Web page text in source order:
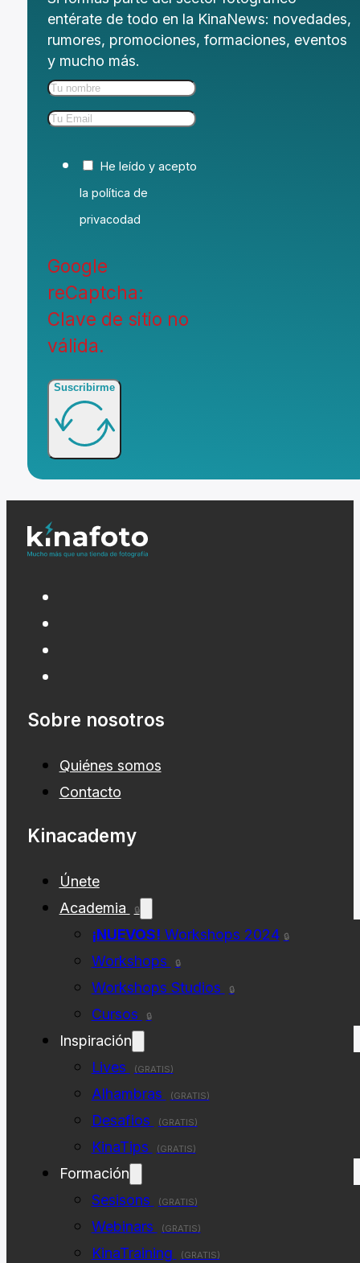
entérate de todo en la KinaNews: novedades,
rumores, promociones, formaciones, eventos
y mucho más.
He leído y acepto
la política de
privacodad
Google
reCaptcha:
Clave de sitio no
válida.
Suscribirme
Sobre nosotros
Quiénes somos
Contacto
Kinacademy
Únete
Academia
🔒
¡NUEVOS! Workshops 2024 🔒
Workshops 🔒
Workshops Studios 🔒
Cursos 🔒
Inspiración
Lives
(GRATIS)
Alhambras (GRATIS)
Desafios (GRATIS)
KinaTips (GRATIS)
Formación
Sesisons
(GRATIS)
Webinars (GRATIS)
KinaTraining (GRATIS)